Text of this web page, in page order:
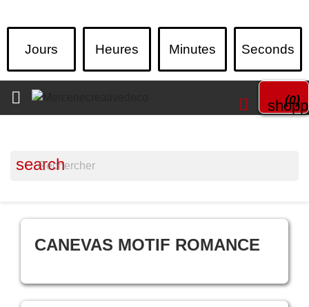
Jours Heures Minutes Seconds
 (0)

search
CANEVAS MOTIF ROMANCE